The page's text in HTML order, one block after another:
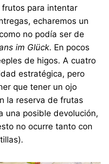
para intentar
echaremos un
no podía ser de
im Glück. En pocos
de higos. A cuatro
estratégica, pero
que tener un ojo
la reserva de frutas
una posible devolución,
no ocurre tanto con